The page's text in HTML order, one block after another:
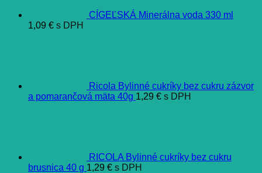
CÍGEĽSKÁ Minerálna voda 330 ml
1,09 € s DPH
Ricola Bylinné cukríky bez cukru zázvor
a pomarančová mäta 40g 1,29 € s DPH
RICOLA Bylinné cukríky bez cukru
brusnica 40 g 1,29 € s DPH